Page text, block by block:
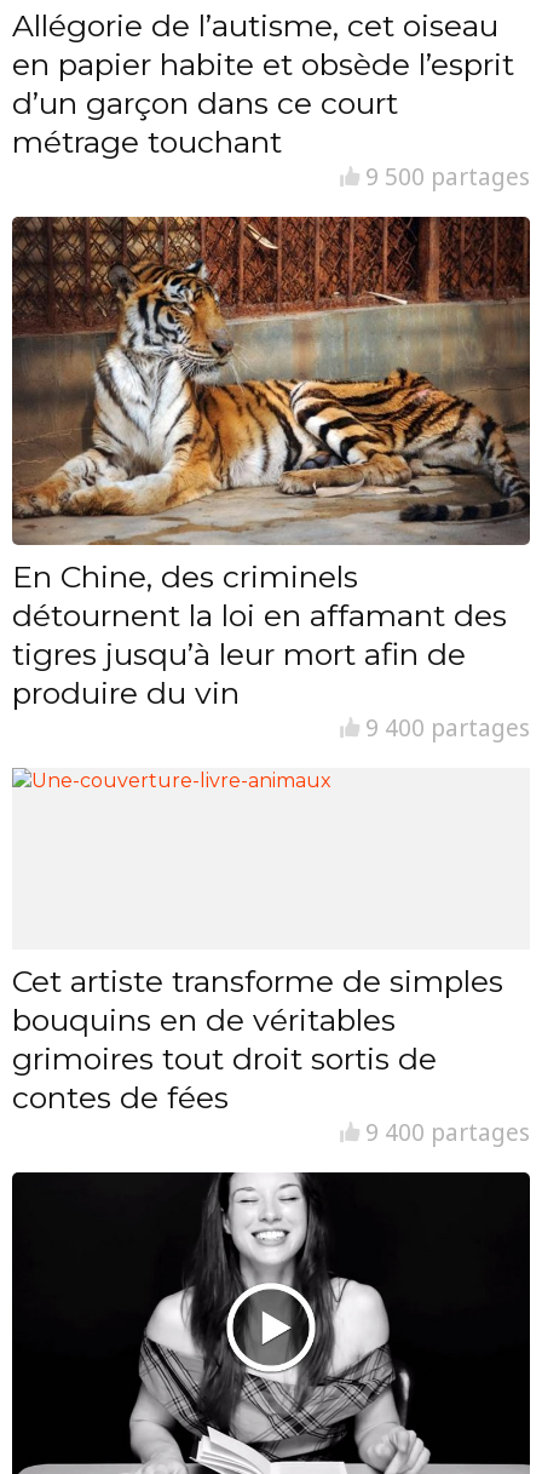
Allégorie de l’autisme, cet oiseau
en papier habite et obsède l’esprit
d’un garçon dans ce court
métrage touchant
9 500 partages
En Chine, des criminels
détournent la loi en affamant des
tigres jusqu’à leur mort afin de
produire du vin
9 400 partages
Cet artiste transforme de simples
bouquins en de véritables
grimoires tout droit sortis de
contes de fées
9 400 partages